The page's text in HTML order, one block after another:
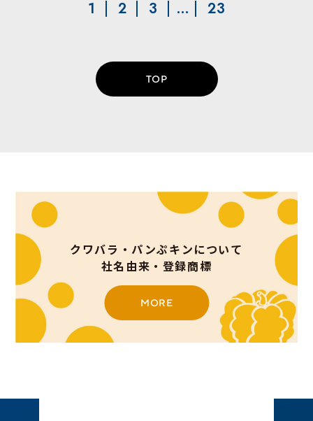
1 2 3 … 23
TOP
クワバラ・パンぷキンについて
社名由来・登録商標
MORE